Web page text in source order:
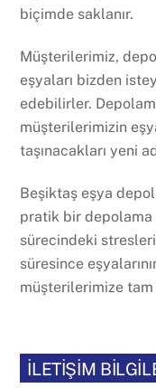
biçimde saklanır.
Müşterilerimiz,
eşyaları bizden
edebilirler.
müşterilerimizin
taşınacakları yeni
Beşiktaş eşya
pratik bir depolama
sürecindeki
süresince
müşterilerimize tam
İLETİŞİM